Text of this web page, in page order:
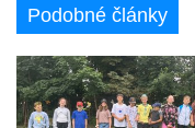
Podobné články